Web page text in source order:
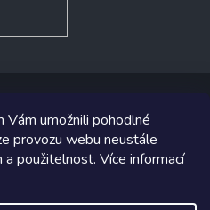
Vám umožnili pohodlné
provozu webu neustále
použitelnost. Více informací
. Všechna práva vyhrazena.
implementoval